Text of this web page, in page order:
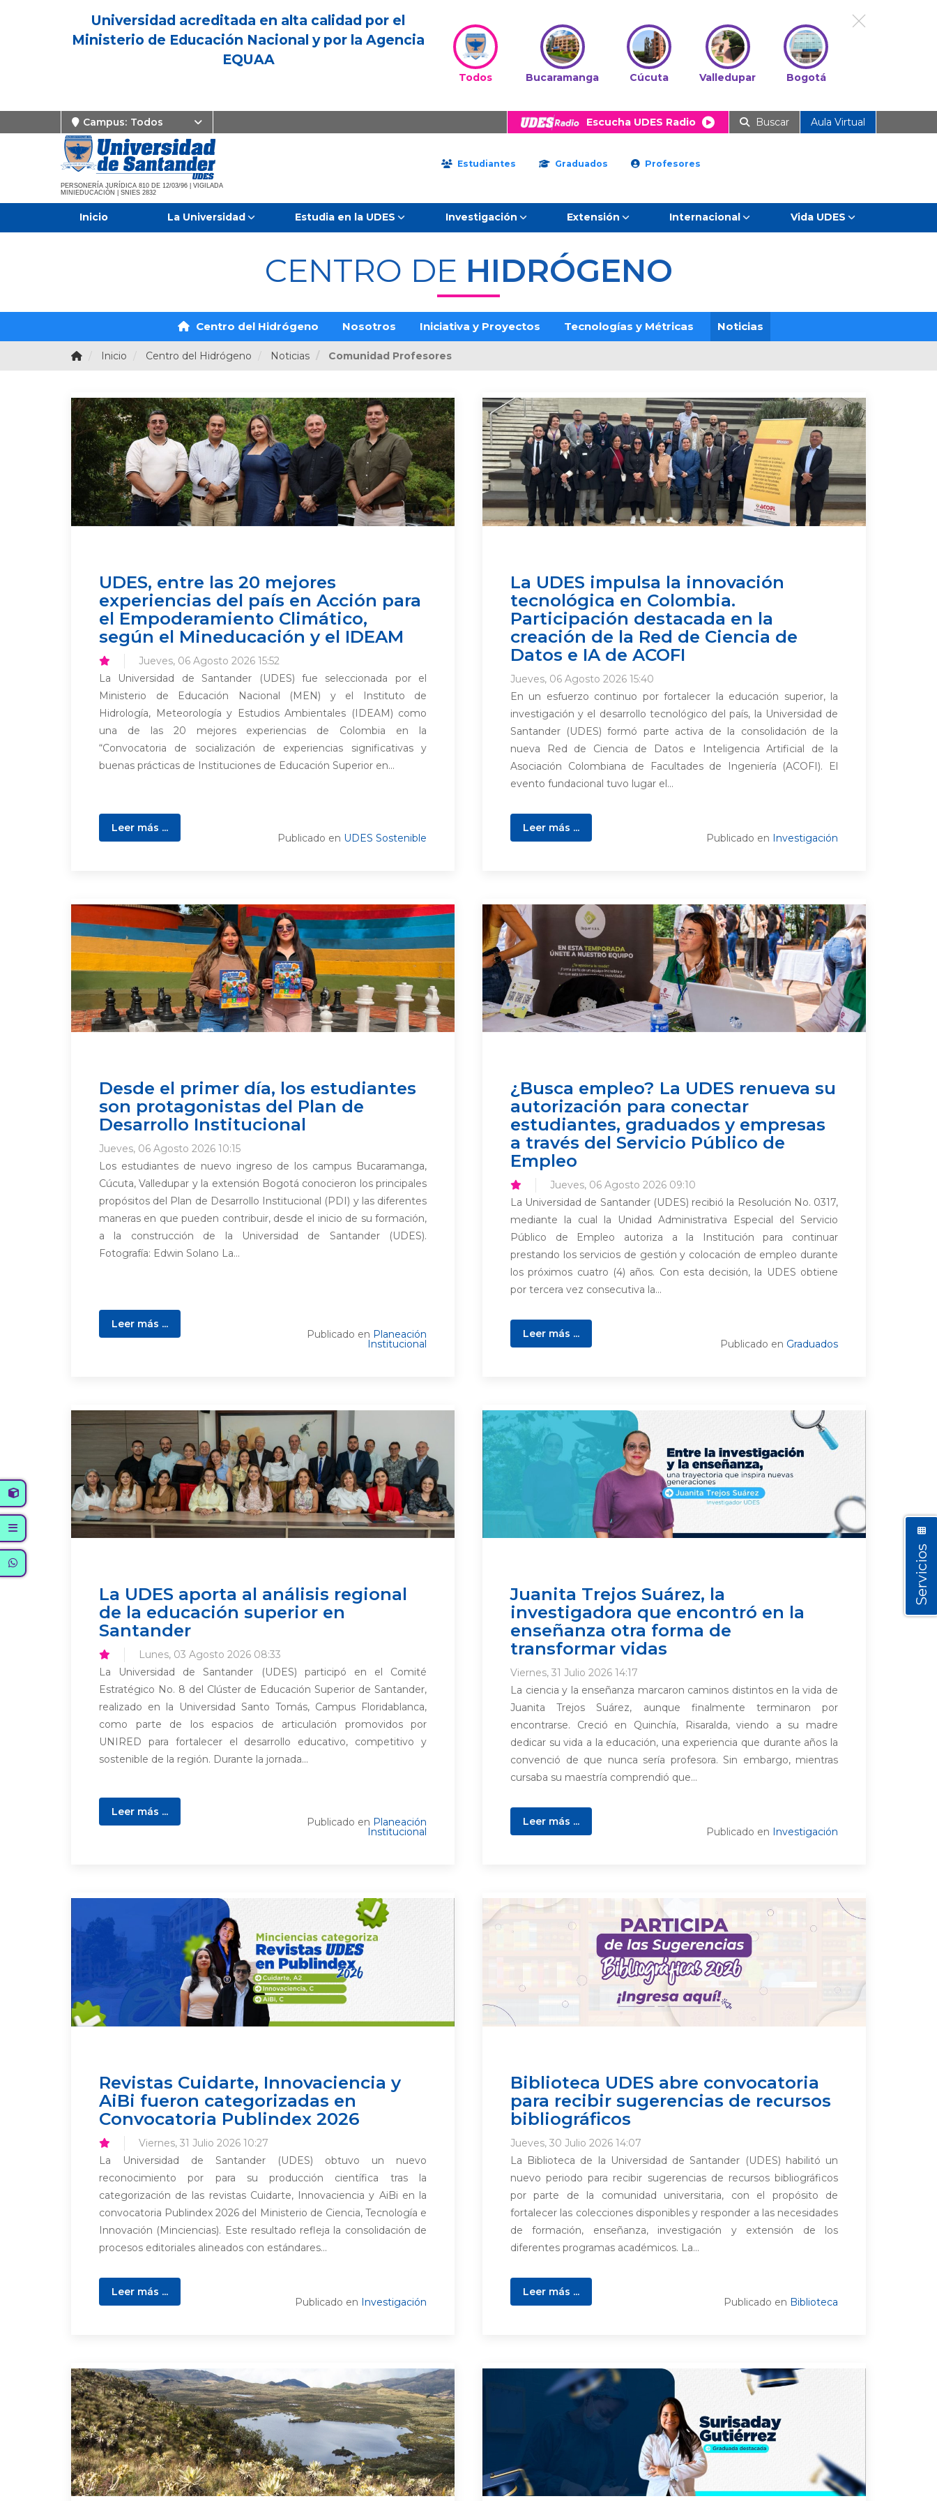
Universidad acreditada en alta calidad por el
Ministerio de Educación Nacional y por la Agencia
EQUAA
Todos Bucaramanga Cúcuta Valledupar Bogotá
Campus: Todos Escucha UDES Radio Buscar Aula Virtual
PERSONERÍA JURÍDICA 810 DE 12/03/96 | VIGILADA
MINIEDUCACIÓN | SNIES 2832
Estudiantes Graduados Profesores
Inicio La Universidad Estudia en la UDES Investigación Extensión Internacional Vida UDES
CENTRO DE HIDRÓGENO
Centro del Hidrógeno Nosotros Iniciativa y Proyectos Tecnologías y Métricas Noticias
Inicio Centro del Hidrógeno Noticias Comunidad Profesores
UDES, entre las 20 mejores
experiencias del país en Acción para
el Empoderamiento Climático,
según el Mineducación y el IDEAM
Jueves, 06 Agosto 2026 15:52
La Universidad de Santander (UDES) fue seleccionada por el
Ministerio de Educación Nacional (MEN) y el Instituto de
Hidrología, Meteorología y Estudios Ambientales (IDEAM) como
una de las 20 mejores experiencias de Colombia en la
“Convocatoria de socialización de experiencias significativas y
buenas prácticas de Instituciones de Educación Superior en...
Leer más ...
Publicado en UDES Sostenible
La UDES impulsa la innovación
tecnológica en Colombia.
Participación destacada en la
creación de la Red de Ciencia de
Datos e IA de ACOFI
Jueves, 06 Agosto 2026 15:40
En un esfuerzo continuo por fortalecer la educación superior, la
investigación y el desarrollo tecnológico del país, la Universidad de
Santander (UDES) formó parte activa de la consolidación de la
nueva Red de Ciencia de Datos e Inteligencia Artificial de la
Asociación Colombiana de Facultades de Ingeniería (ACOFI). El
evento fundacional tuvo lugar el...
Leer más ...
Publicado en Investigación
Desde el primer día, los estudiantes
son protagonistas del Plan de
Desarrollo Institucional
Jueves, 06 Agosto 2026 10:15
Los estudiantes de nuevo ingreso de los campus Bucaramanga,
Cúcuta, Valledupar y la extensión Bogotá conocieron los principales
propósitos del Plan de Desarrollo Institucional (PDI) y las diferentes
maneras en que pueden contribuir, desde el inicio de su formación,
a la construcción de la Universidad de Santander (UDES).
Fotografía: Edwin Solano La...
Leer más ...
Publicado en Planeación
Institucional
¿Busca empleo? La UDES renueva su
autorización para conectar
estudiantes, graduados y empresas
a través del Servicio Público de
Empleo
Jueves, 06 Agosto 2026 09:10
La Universidad de Santander (UDES) recibió la Resolución No. 0317,
mediante la cual la Unidad Administrativa Especial del Servicio
Público de Empleo autoriza a la Institución para continuar
prestando los servicios de gestión y colocación de empleo durante
los próximos cuatro (4) años. Con esta decisión, la UDES obtiene
por tercera vez consecutiva la...
Leer más ...
Publicado en Graduados
La UDES aporta al análisis regional
de la educación superior en
Santander
Lunes, 03 Agosto 2026 08:33
La Universidad de Santander (UDES) participó en el Comité
Estratégico No. 8 del Clúster de Educación Superior de Santander,
realizado en la Universidad Santo Tomás, Campus Floridablanca,
como parte de los espacios de articulación promovidos por
UNIRED para fortalecer el desarrollo educativo, competitivo y
sostenible de la región. Durante la jornada...
Leer más ...
Publicado en Planeación
Institucional
Juanita Trejos Suárez, la
investigadora que encontró en la
enseñanza otra forma de
transformar vidas
Viernes, 31 Julio 2026 14:17
La ciencia y la enseñanza marcaron caminos distintos en la vida de
Juanita Trejos Suárez, aunque finalmente terminaron por
encontrarse. Creció en Quinchía, Risaralda, viendo a su madre
dedicar su vida a la educación, una experiencia que durante años la
convenció de que nunca sería profesora. Sin embargo, mientras
cursaba su maestría comprendió que...
Leer más ...
Publicado en Investigación
Revistas Cuidarte, Innovaciencia y
AiBi fueron categorizadas en
Convocatoria Publindex 2026
Viernes, 31 Julio 2026 10:27
La Universidad de Santander (UDES) obtuvo un nuevo
reconocimiento por para su producción científica tras la
categorización de las revistas Cuidarte, Innovaciencia y AiBi en la
convocatoria Publindex 2026 del Ministerio de Ciencia, Tecnología e
Innovación (Minciencias). Este resultado refleja la consolidación de
procesos editoriales alineados con estándares...
Leer más ...
Publicado en Investigación
Biblioteca UDES abre convocatoria
para recibir sugerencias de recursos
bibliográficos
Jueves, 30 Julio 2026 14:07
La Biblioteca de la Universidad de Santander (UDES) habilitó un
nuevo periodo para recibir sugerencias de recursos bibliográficos
por parte de la comunidad universitaria, con el propósito de
fortalecer las colecciones disponibles y responder a las necesidades
de formación, enseñanza, investigación y extensión de los
diferentes programas académicos. La...
Leer más ...
Publicado en Biblioteca
Servicios